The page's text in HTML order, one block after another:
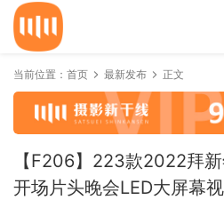
当前位置： 首页 最新发布 正文
【F206】223款2022拜
开场片头晚会LED大屏幕